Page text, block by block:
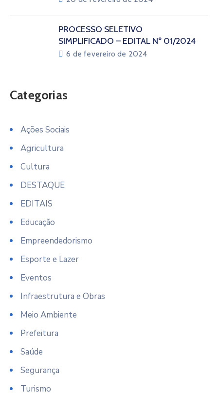
PROCESSO SELETIVO
SIMPLIFICADO – EDITAL Nº 01/2024
6 de fevereiro de 2024
Categorias
Ações Sociais
Agricultura
Cultura
DESTAQUE
EDITAIS
Educação
Empreendedorismo
Esporte e Lazer
Eventos
Infraestrutura e Obras
Meio Ambiente
Prefeitura
Saúde
Segurança
Turismo